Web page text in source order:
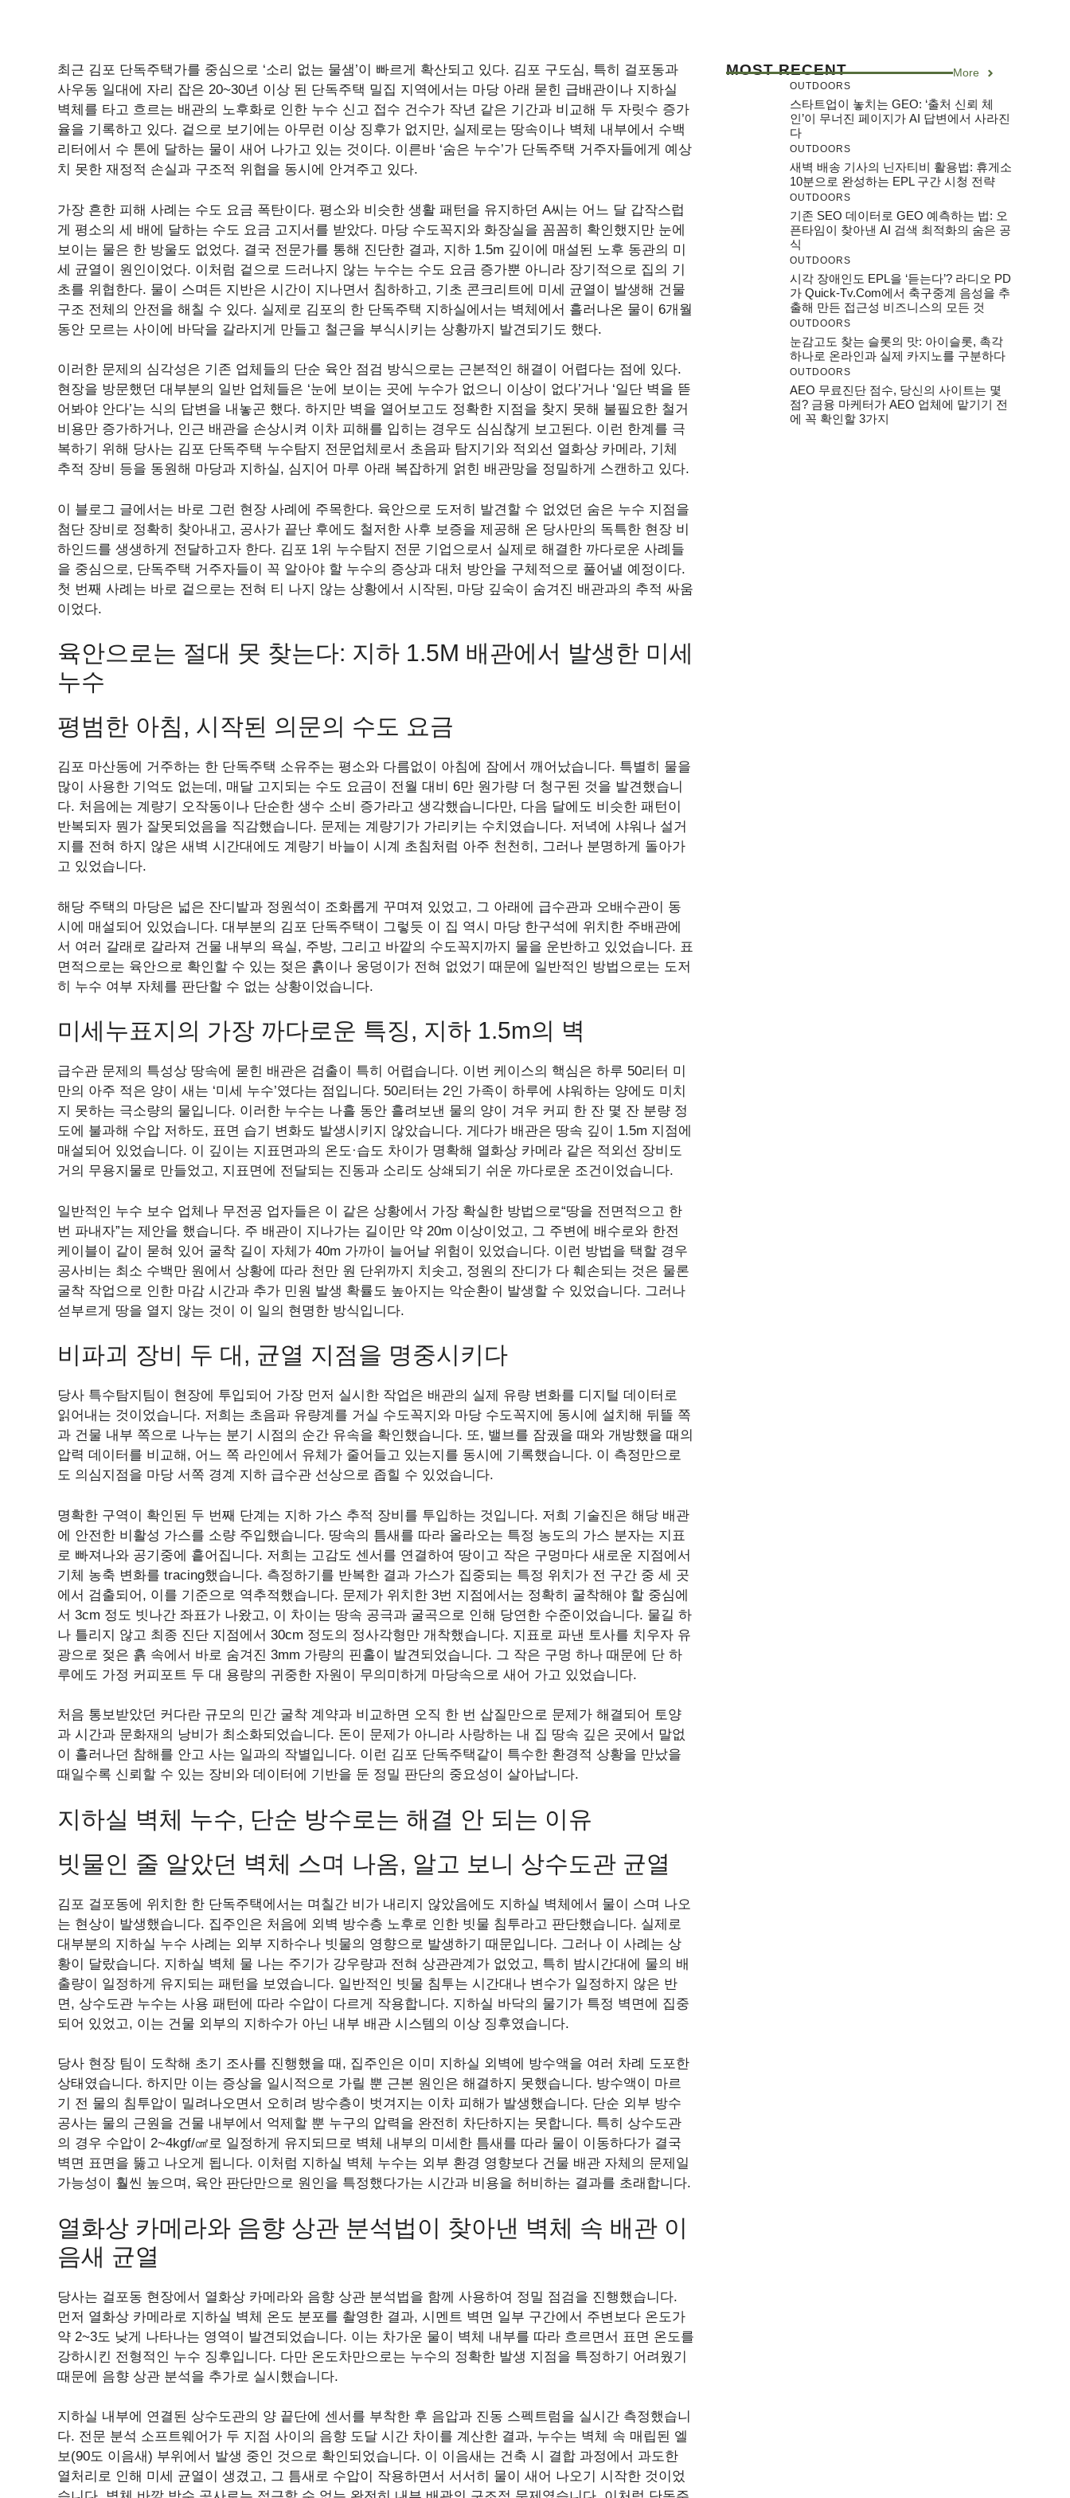
최근 김포 단독주택가를 중심으로 ‘소리 없는 물샘’이 빠르게 확산되고 있다. 김포 구도심, 특히 걸포동과
사우동 일대에 자리 잡은 20~30년 이상 된 단독주택 밀집 지역에서는 마당 아래 묻힌 급배관이나 지하실
벽체를 타고 흐르는 배관의 노후화로 인한 누수 신고 접수 건수가 작년 같은 기간과 비교해 두 자릿수 증가
율을 기록하고 있다. 겉으로 보기에는 아무런 이상 징후가 없지만, 실제로는 땅속이나 벽체 내부에서 수백
리터에서 수 톤에 달하는 물이 새어 나가고 있는 것이다. 이른바 ‘숨은 누수’가 단독주택 거주자들에게 예상
치 못한 재정적 손실과 구조적 위협을 동시에 안겨주고 있다.
가장 흔한 피해 사례는 수도 요금 폭탄이다. 평소와 비슷한 생활 패턴을 유지하던 A씨는 어느 달 갑작스럽
게 평소의 세 배에 달하는 수도 요금 고지서를 받았다. 마당 수도꼭지와 화장실을 꼼꼼히 확인했지만 눈에
보이는 물은 한 방울도 없었다. 결국 전문가를 통해 진단한 결과, 지하 1.5m 깊이에 매설된 노후 동관의 미
세 균열이 원인이었다. 이처럼 겉으로 드러나지 않는 누수는 수도 요금 증가뿐 아니라 장기적으로 집의 기
초를 위협한다. 물이 스며든 지반은 시간이 지나면서 침하하고, 기초 콘크리트에 미세 균열이 발생해 건물
구조 전체의 안전을 해칠 수 있다. 실제로 김포의 한 단독주택 지하실에서는 벽체에서 흘러나온 물이 6개월
동안 모르는 사이에 바닥을 갈라지게 만들고 철근을 부식시키는 상황까지 발견되기도 했다.
이러한 문제의 심각성은 기존 업체들의 단순 육안 점검 방식으로는 근본적인 해결이 어렵다는 점에 있다.
현장을 방문했던 대부분의 일반 업체들은 ‘눈에 보이는 곳에 누수가 없으니 이상이 없다’거나 ‘일단 벽을 뜯
어봐야 안다’는 식의 답변을 내놓곤 했다. 하지만 벽을 열어보고도 정확한 지점을 찾지 못해 불필요한 철거
비용만 증가하거나, 인근 배관을 손상시켜 이차 피해를 입히는 경우도 심심찮게 보고된다. 이런 한계를 극
복하기 위해 당사는 김포 단독주택 누수탐지 전문업체로서 초음파 탐지기와 적외선 열화상 카메라, 기체
추적 장비 등을 동원해 마당과 지하실, 심지어 마루 아래 복잡하게 얽힌 배관망을 정밀하게 스캔하고 있다.
이 블로그 글에서는 바로 그런 현장 사례에 주목한다. 육안으로 도저히 발견할 수 없었던 숨은 누수 지점을
첨단 장비로 정확히 찾아내고, 공사가 끝난 후에도 철저한 사후 보증을 제공해 온 당사만의 독특한 현장 비
하인드를 생생하게 전달하고자 한다. 김포 1위 누수탐지 전문 기업으로서 실제로 해결한 까다로운 사례들
을 중심으로, 단독주택 거주자들이 꼭 알아야 할 누수의 증상과 대처 방안을 구체적으로 풀어낼 예정이다.
첫 번째 사례는 바로 겉으로는 전혀 티 나지 않는 상황에서 시작된, 마당 깊숙이 숨겨진 배관과의 추적 싸움
이었다.
육안으로는 절대 못 찾는다: 지하 1.5M 배관에서 발생한 미세
누수
평범한 아침, 시작된 의문의 수도 요금
김포 마산동에 거주하는 한 단독주택 소유주는 평소와 다름없이 아침에 잠에서 깨어났습니다. 특별히 물을
많이 사용한 기억도 없는데, 매달 고지되는 수도 요금이 전월 대비 6만 원가량 더 청구된 것을 발견했습니
다. 처음에는 계량기 오작동이나 단순한 생수 소비 증가라고 생각했습니다만, 다음 달에도 비슷한 패턴이
반복되자 뭔가 잘못되었음을 직감했습니다. 문제는 계량기가 가리키는 수치였습니다. 저녁에 샤워나 설거
지를 전혀 하지 않은 새벽 시간대에도 계량기 바늘이 시계 초침처럼 아주 천천히, 그러나 분명하게 돌아가
고 있었습니다.
해당 주택의 마당은 넓은 잔디밭과 정원석이 조화롭게 꾸며져 있었고, 그 아래에 급수관과 오배수관이 동
시에 매설되어 있었습니다. 대부분의 김포 단독주택이 그렇듯 이 집 역시 마당 한구석에 위치한 주배관에
서 여러 갈래로 갈라져 건물 내부의 욕실, 주방, 그리고 바깥의 수도꼭지까지 물을 운반하고 있었습니다. 표
면적으로는 육안으로 확인할 수 있는 젖은 흙이나 웅덩이가 전혀 없었기 때문에 일반적인 방법으로는 도저
히 누수 여부 자체를 판단할 수 없는 상황이었습니다.
미세누표지의 가장 까다로운 특징, 지하 1.5m의 벽
급수관 문제의 특성상 땅속에 묻힌 배관은 검출이 특히 어렵습니다. 이번 케이스의 핵심은 하루 50리터 미
만의 아주 적은 양이 새는 ‘미세 누수’였다는 점입니다. 50리터는 2인 가족이 하루에 샤워하는 양에도 미치
지 못하는 극소량의 물입니다. 이러한 누수는 나흘 동안 흘려보낸 물의 양이 겨우 커피 한 잔 몇 잔 분량 정
도에 불과해 수압 저하도, 표면 습기 변화도 발생시키지 않았습니다. 게다가 배관은 땅속 깊이 1.5m 지점에
매설되어 있었습니다. 이 깊이는 지표면과의 온도·습도 차이가 명확해 열화상 카메라 같은 적외선 장비도
거의 무용지물로 만들었고, 지표면에 전달되는 진동과 소리도 상쇄되기 쉬운 까다로운 조건이었습니다.
일반적인 누수 보수 업체나 무전공 업자들은 이 같은 상황에서 가장 확실한 방법으로“땅을 전면적으고 한
번 파내자”는 제안을 했습니다. 주 배관이 지나가는 길이만 약 20m 이상이었고, 그 주변에 배수로와 한전
케이블이 같이 묻혀 있어 굴착 길이 자체가 40m 가까이 늘어날 위험이 있었습니다. 이런 방법을 택할 경우
공사비는 최소 수백만 원에서 상황에 따라 천만 원 단위까지 치솟고, 정원의 잔디가 다 훼손되는 것은 물론
굴착 작업으로 인한 마감 시간과 추가 민원 발생 확률도 높아지는 악순환이 발생할 수 있었습니다. 그러나
섣부르게 땅을 열지 않는 것이 이 일의 현명한 방식입니다.
비파괴 장비 두 대, 균열 지점을 명중시키다
당사 특수탐지팀이 현장에 투입되어 가장 먼저 실시한 작업은 배관의 실제 유량 변화를 디지털 데이터로
읽어내는 것이었습니다. 저희는 초음파 유량계를 거실 수도꼭지와 마당 수도꼭지에 동시에 설치해 뒤뜰 쪽
과 건물 내부 쪽으로 나누는 분기 시점의 순간 유속을 확인했습니다. 또, 밸브를 잠궜을 때와 개방했을 때의
압력 데이터를 비교해, 어느 쪽 라인에서 유체가 줄어들고 있는지를 동시에 기록했습니다. 이 측정만으로
도 의심지점을 마당 서쪽 경계 지하 급수관 선상으로 좁힐 수 있었습니다.
명확한 구역이 확인된 두 번째 단계는 지하 가스 추적 장비를 투입하는 것입니다. 저희 기술진은 해당 배관
에 안전한 비활성 가스를 소량 주입했습니다. 땅속의 틈새를 따라 올라오는 특정 농도의 가스 분자는 지표
로 빠져나와 공기중에 흩어집니다. 저희는 고감도 센서를 연결하여 땅이고 작은 구멍마다 새로운 지점에서
기체 농축 변화를 tracing했습니다. 측정하기를 반복한 결과 가스가 집중되는 특정 위치가 전 구간 중 세 곳
에서 검출되어, 이를 기준으로 역추적했습니다. 문제가 위치한 3번 지점에서는 정확히 굴착해야 할 중심에
서 3cm 정도 빗나간 좌표가 나왔고, 이 차이는 땅속 공극과 굴곡으로 인해 당연한 수준이었습니다. 물길 하
나 틀리지 않고 최종 진단 지점에서 30cm 정도의 정사각형만 개착했습니다. 지표로 파낸 토사를 치우자 유
광으로 젖은 흙 속에서 바로 숨겨진 3mm 가량의 핀홀이 발견되었습니다. 그 작은 구멍 하나 때문에 단 하
루에도 가정 커피포트 두 대 용량의 귀중한 자원이 무의미하게 마당속으로 새어 가고 있었습니다.
처음 통보받았던 커다란 규모의 민간 굴착 계약과 비교하면 오직 한 번 삽질만으로 문제가 해결되어 토양
과 시간과 문화재의 낭비가 최소화되었습니다. 돈이 문제가 아니라 사랑하는 내 집 땅속 깊은 곳에서 말없
이 흘러나던 참해를 안고 사는 일과의 작별입니다. 이런 김포 단독주택같이 특수한 환경적 상황을 만났을
때일수록 신뢰할 수 있는 장비와 데이터에 기반을 둔 정밀 판단의 중요성이 살아납니다.
지하실 벽체 누수, 단순 방수로는 해결 안 되는 이유
빗물인 줄 알았던 벽체 스며 나옴, 알고 보니 상수도관 균열
김포 걸포동에 위치한 한 단독주택에서는 며칠간 비가 내리지 않았음에도 지하실 벽체에서 물이 스며 나오
는 현상이 발생했습니다. 집주인은 처음에 외벽 방수층 노후로 인한 빗물 침투라고 판단했습니다. 실제로
대부분의 지하실 누수 사례는 외부 지하수나 빗물의 영향으로 발생하기 때문입니다. 그러나 이 사례는 상
황이 달랐습니다. 지하실 벽체 물 나는 주기가 강우량과 전혀 상관관계가 없었고, 특히 밤시간대에 물의 배
출량이 일정하게 유지되는 패턴을 보였습니다. 일반적인 빗물 침투는 시간대나 변수가 일정하지 않은 반
면, 상수도관 누수는 사용 패턴에 따라 수압이 다르게 작용합니다. 지하실 바닥의 물기가 특정 벽면에 집중
되어 있었고, 이는 건물 외부의 지하수가 아닌 내부 배관 시스템의 이상 징후였습니다.
당사 현장 팀이 도착해 초기 조사를 진행했을 때, 집주인은 이미 지하실 외벽에 방수액을 여러 차례 도포한
상태였습니다. 하지만 이는 증상을 일시적으로 가릴 뿐 근본 원인은 해결하지 못했습니다. 방수액이 마르
기 전 물의 침투압이 밀려나오면서 오히려 방수층이 벗겨지는 이차 피해가 발생했습니다. 단순 외부 방수
공사는 물의 근원을 건물 내부에서 억제할 뿐 누구의 압력을 완전히 차단하지는 못합니다. 특히 상수도관
의 경우 수압이 2~4kgf/㎠로 일정하게 유지되므로 벽체 내부의 미세한 틈새를 따라 물이 이동하다가 결국
벽면 표면을 뚫고 나오게 됩니다. 이처럼 지하실 벽체 누수는 외부 환경 영향보다 건물 배관 자체의 문제일
가능성이 훨씬 높으며, 육안 판단만으로 원인을 특정했다가는 시간과 비용을 허비하는 결과를 초래합니다.
열화상 카메라와 음향 상관 분석법이 찾아낸 벽체 속 배관 이
음새 균열
당사는 걸포동 현장에서 열화상 카메라와 음향 상관 분석법을 함께 사용하여 정밀 점검을 진행했습니다.
먼저 열화상 카메라로 지하실 벽체 온도 분포를 촬영한 결과, 시멘트 벽면 일부 구간에서 주변보다 온도가
약 2~3도 낮게 나타나는 영역이 발견되었습니다. 이는 차가운 물이 벽체 내부를 따라 흐르면서 표면 온도를
강하시킨 전형적인 누수 징후입니다. 다만 온도차만으로는 누수의 정확한 발생 지점을 특정하기 어려웠기
때문에 음향 상관 분석을 추가로 실시했습니다.
지하실 내부에 연결된 상수도관의 양 끝단에 센서를 부착한 후 음압과 진동 스펙트럼을 실시간 측정했습니
다. 전문 분석 소프트웨어가 두 지점 사이의 음향 도달 시간 차이를 계산한 결과, 누수는 벽체 속 매립된 엘
보(90도 이음새) 부위에서 발생 중인 것으로 확인되었습니다. 이 이음새는 건축 시 결합 과정에서 과도한
열처리로 인해 미세 균열이 생겼고, 그 틈새로 수압이 작용하면서 서서히 물이 새어 나오기 시작한 것이었
MOST RECENT More
OUTDOORS
스타트업이 놓치는 GEO: ‘출처 신뢰 체
인’이 무너진 페이지가 AI 답변에서 사라진
다
OUTDOORS
새벽 배송 기사의 닌자티비 활용법: 휴게소
10분으로 완성하는 EPL 구간 시청 전략
OUTDOORS
기존 SEO 데이터로 GEO 예측하는 법: 오
픈타임이 찾아낸 AI 검색 최적화의 숨은 공
식
OUTDOORS
시각 장애인도 EPL을 ‘듣는다’? 라디오 PD
가 Quick-Tv.com에서 축구중계 음성을 추
출해 만든 접근성 비즈니스의 모든 것
OUTDOORS
눈감고도 찾는 슬롯의 맛: 아이슬롯, 촉각
하나로 온라인과 실제 카지노를 구분하다
OUTDOORS
AEO 무료진단 점수, 당신의 사이트는 몇
점? 금융 마케터가 AEO 업체에 맡기기 전
에 꼭 확인할 3가지